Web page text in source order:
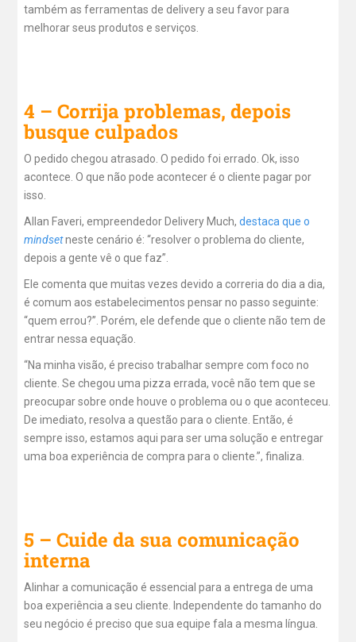
também as ferramentas de delivery a seu favor para
melhorar seus produtos e serviços.
4 – Corrija problemas, depois
busque culpados
O pedido chegou atrasado. O pedido foi errado. Ok, isso
acontece. O que não pode acontecer é o cliente pagar por
isso.
Allan Faveri, empreendedor Delivery Much,destaca que o
mindsetneste cenário é: “resolver o problema do cliente,
depois a gente vê o que faz”.
Ele comenta que muitas vezes devido a correria do dia a dia,
é comum aos estabelecimentos pensar no passo seguinte:
“quem errou?”. Porém, ele defende que o cliente não tem de
entrar nessa equação.
“Na minha visão, é preciso trabalhar sempre com foco no
cliente. Se chegou uma pizza errada, você não tem que se
preocupar sobre onde houve o problema ou o que aconteceu.
De imediato, resolva a questão para o cliente. Então, é
sempre isso, estamos aqui para ser uma solução e entregar
uma boa experiência de compra para o cliente.”, finaliza.
5 – Cuide da sua comunicação
interna
Alinhar a comunicação é essencial para a entrega de uma
boa experiência a seu cliente. Independente do tamanho do
seu negócio é preciso que sua equipe fala a mesma língua.